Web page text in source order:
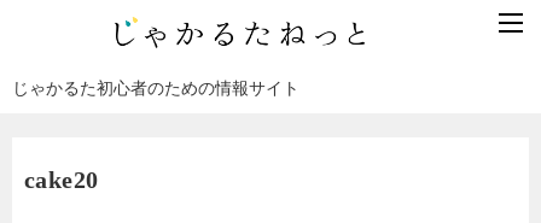
じゃかるた初心者のための情報サイト
cake20